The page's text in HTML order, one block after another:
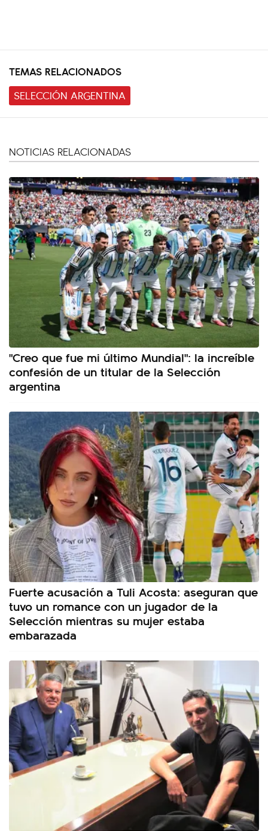
TEMAS RELACIONADOS
SELECCIÓN ARGENTINA
NOTICIAS RELACIONADAS
"Creo que fue mi último Mundial": la increíble
confesión de un titular de la Selección
argentina
Fuerte acusación a Tuli Acosta: aseguran que
tuvo un romance con un jugador de la
Selección mientras su mujer estaba
embarazada